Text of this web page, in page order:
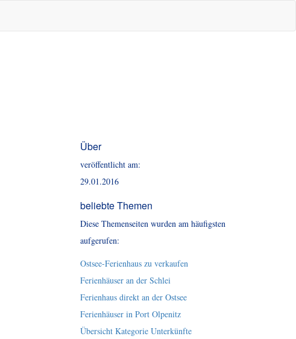
Über
veröffentlicht am:
29.01.2016
beliebte Themen
Diese Themenseiten wurden am häufigsten
aufgerufen:
Ostsee-Ferienhaus zu verkaufen
Ferienhäuser an der Schlei
Ferienhaus direkt an der Ostsee
Ferienhäuser in Port Olpenitz
Übersicht Kategorie Unterkünfte